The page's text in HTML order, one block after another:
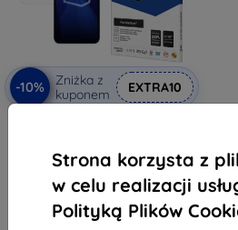
Strona korzysta z
w celu realizacji
Polityką Plików
-10%
Zniżka z
kuponem
EXTRA10
38,90 zł
35,02 zł
Na stanie: > 5 szt.